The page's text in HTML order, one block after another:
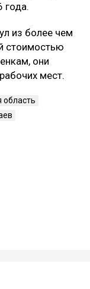
года.
из более чем
стоимостью
они
мест.
область